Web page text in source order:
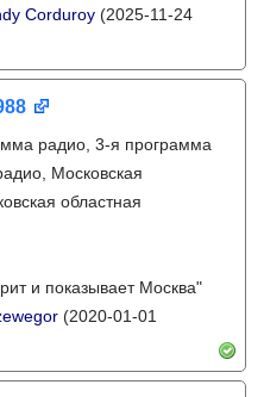
Corduroy (2025-11-24
радио, 3-я программа
Московская
областная
и показывает Москва"
(2020-01-01